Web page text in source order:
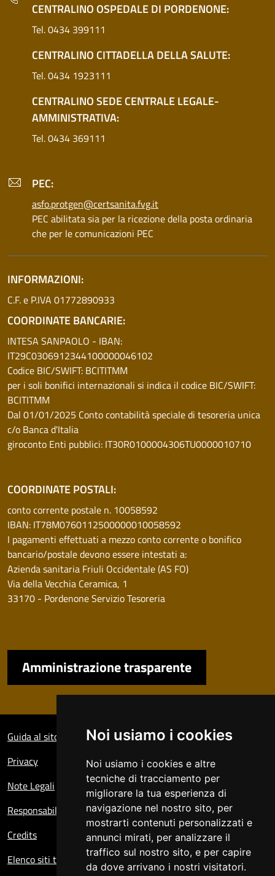
Noi usiamo i cookies
Noi usiamo i cookies e altre
tecniche di tracciamento per
migliorare la tua esperienza di
navigazione nel nostro sito, per
mostrarti contenuti personalizzati e
annunci mirati, per analizzare il
traffico sul nostro sito, e per capire
da dove arrivano i nostri visitatori.
CENTRALINO OSPEDALE DI PORDENONE:
Tel. 0434 399111
CENTRALINO CITTADELLA DELLA SALUTE:
Tel. 0434 1923111
CENTRALINO SEDE CENTRALE LEGALE-
AMMINISTRATIVA:
Tel. 0434 369111
PEC:
asfo.protgen@certsanita.fvg.it
PEC abilitata sia per la ricezione della posta ordinaria
che per le comunicazioni PEC
INFORMAZIONI:
C.F. e P.IVA 01772890933
COORDINATE BANCARIE:
INTESA SANPAOLO - IBAN:
IT29C0306912344100000046102
Codice BIC/SWIFT: BCITITMM
per i soli bonifici internazionali si indica il codice BIC/SWIFT:
BCITITMM
Dal 01/01/2025 Conto contabilità speciale di tesoreria unica
c/o Banca d'Italia
giroconto Enti pubblici: IT30R0100004306TU0000010710
COORDINATE POSTALI:
conto corrente postale n. 10058592
IBAN: IT78M0760112500000010058592
I pagamenti effettuati a mezzo conto corrente o bonifico
bancario/postale devono essere intestati a:
Azienda sanitaria Friuli Occidentale (AS FO)
Via della Vecchia Ceramica, 1
33170 - Pordenone Servizio Tesoreria
Amministrazione trasparente
Guida al sito
Privacy
Note Legali
Responsabile del sito
Credits
Elenco siti tematici